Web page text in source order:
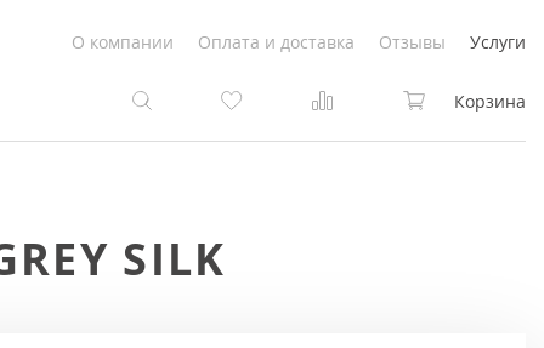
О компании Оплата и доставка Отзывы Услуги
Белые
под покраску
Корзина
SILK